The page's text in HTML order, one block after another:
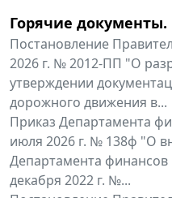
Горячие документы.
Постановление
2026 г. № 2012-ПП "О
утверждении
дорожного движения в...
Приказ Департамента
июля 2026 г. № 138ф "О
Департамента
декабря 2022 г. №...